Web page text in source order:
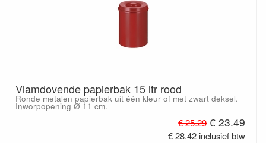
Vlamdovende papierbak 15 ltr rood
Ronde metalen papierbak uit één kleur of met zwart deksel.
Inworpopening Ø 11 cm.
€ 25.29 € 23.49
€ 28.42 inclusief btw